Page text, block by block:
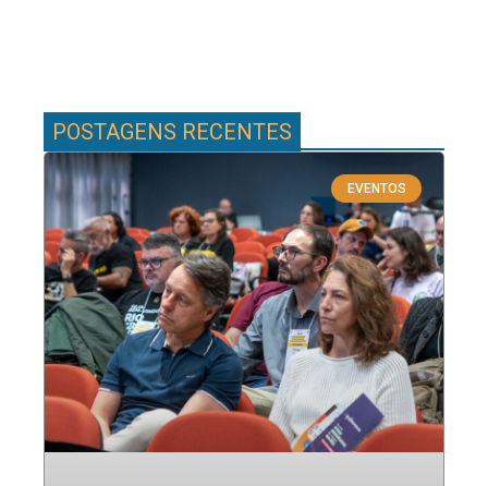
POSTAGENS RECENTES
EVENTOS